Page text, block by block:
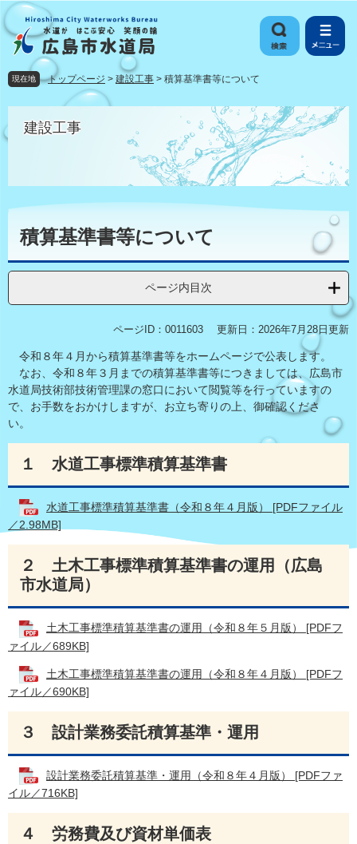
ペ
ー
先
で
。
メ
ニ
を
ば
て
現在地 トップページ > 建設工事 > 積算基準書等について
建設工事
本
積算基準書等について
ページ内目次
ページID：0011603 更新日：2026年7月28日更新
令和８年４月から積算基準書等をホームページで公表します。
なお、令和８年３月までの積算基準書等につきましては、広島市
水道局技術部技術管理課の窓口において閲覧等を行っていますの
で、お手数をおかけしますが、お立ち寄りの上、御確認くださ
い。
１ 水道工事標準積算基準書
水道工事標準積算基準書（令和８年４月版） [PDFファイル
／2.98MB]
２ 土木工事標準積算基準書の運用（広島
市水道局）
土木工事標準積算基準書の運用（令和８年５月版） [PDFフ
ァイル／689KB]
土木工事標準積算基準書の運用（令和８年４月版） [PDFフ
ァイル／690KB]
３ 設計業務委託積算基準・運用
設計業務委託積算基準・運用（令和８年４月版） [PDFファ
イル／716KB]
４ 労務費及び資材単価表